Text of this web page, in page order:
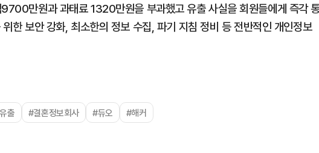
만원과 과태료 1320만원을 부과했고 유출 사실을 회원들에게 즉각
한 보안 강화, 최소한의 정보 수집, 파기 지침 정비 등 전반적인 개인정보
출 #결혼정보회사 #듀오 #해커